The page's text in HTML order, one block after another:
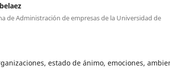
de Administración de empresas de la Universidad de
estado de ánimo, emociones,